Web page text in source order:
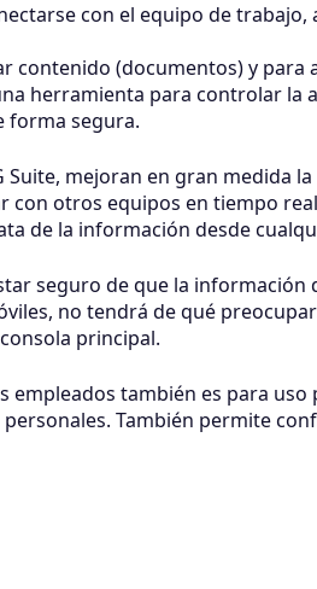
con el equipo de
contenido (documentos) y
herramienta para controlar la
forma segura.
Suite, mejoran en gran medida
con otros equipos en tiempo
de la información desde
seguro de que la
no tendrá de qué
principal.
empleados también es para
También permite
y la seguridad de tu empresa,